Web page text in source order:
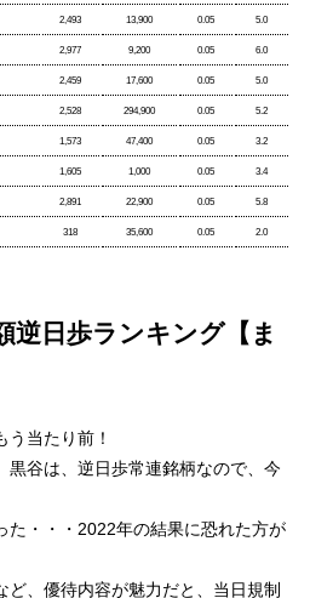
2,493 13,900 0.05 5.0
2,977 9,200 0.05 6.0
2,459 17,600 0.05 5.0
2,528 294,900 0.05 5.2
1,573 47,400 0.05 3.2
1,605 1,000 0.05 3.4
2,891 22,900 0.05 5.8
318 35,600 0.05 2.0
逆日歩ランキング【ま
当たり前！
黒谷は、逆日歩常連銘柄なので、今
た・・・2022年の結果に恐れた方が
ど、優待内容が魅力だと、当日規制